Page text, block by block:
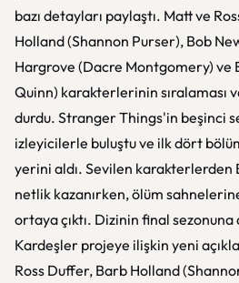
bazı detayları paylaştı. Matt ve
Holland (Shannon Purser), Bob
Hargrove (Dacre Montgomery) ve
Quinn) karakterlerinin sıralaması
durdu. Stranger Things'in beşinci
izleyicilerle buluştu ve ilk dört
yerini aldı. Sevilen karakterlerden
netlik kazanırken, ölüm
ortaya çıktı. Dizinin final
Kardeşler projeye ilişkin yeni
Ross Duffer, Barb Holland